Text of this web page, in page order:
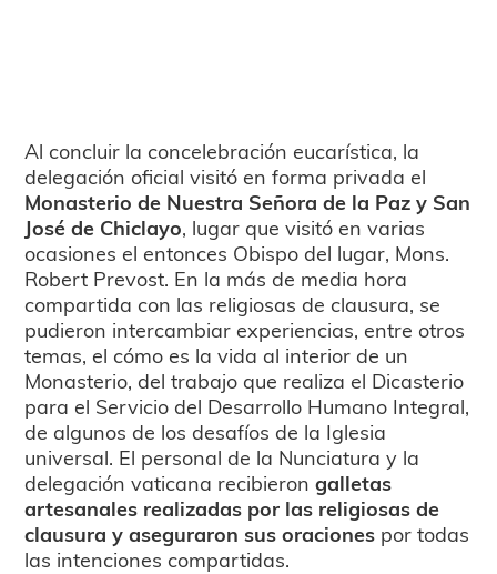
Al concluir la concelebración eucarística, la
delegación oficial visitó en forma privada el
Monasterio de Nuestra Señora de la Paz y San
José de Chiclayo, lugar que visitó en varias
ocasiones el entonces Obispo del lugar, Mons.
Robert Prevost. En la más de media hora
compartida con las religiosas de clausura, se
pudieron intercambiar experiencias, entre otros
temas, el cómo es la vida al interior de un
Monasterio, del trabajo que realiza el Dicasterio
para el Servicio del Desarrollo Humano Integral,
de algunos de los desafíos de la Iglesia
universal. El personal de la Nunciatura y la
delegación vaticana recibierongalletas
artesanales realizadas por las religiosas de
clausura y aseguraron sus oraciones por todas
las intenciones compartidas.